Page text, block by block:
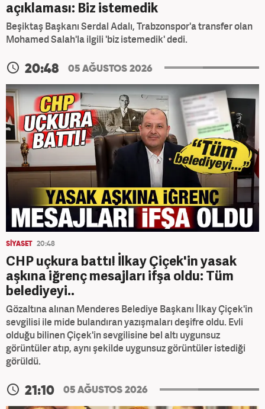
açıklaması: Biz istemedik
Beşiktaş Başkanı Serdal Adalı, Trabzonspor'a transfer olan
Mohamed Salah'la ilgili 'biz istemedik' dedi.
20:48 05 AĞUSTOS 2026
SİYASET 20:48
CHP uçkura battı! İlkay Çiçek'in yasak
aşkına iğrenç mesajları ifşa oldu: Tüm
belediyeyi..
Gözaltına alınan Menderes Belediye Başkanı İlkay Çiçek'in
sevgilisi ile mide bulandıran yazışmaları deşifre oldu. Evli
olduğu bilinen Çiçek'in sevgilisine bel altı uygunsuz
görüntüler atıp, aynı şekilde uygunsuz görüntüler istediği
görüldü.
21:10 05 AĞUSTOS 2026